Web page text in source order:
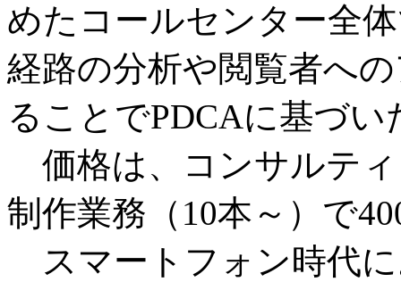
めたコールセンター全
経路の分析や閲覧者へ
ることでPDCAに基づい
価格は、コンサルテ
制作業務（10本～）で
スマートフォン時代